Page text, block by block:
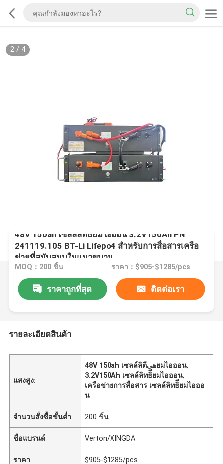
2/ 4
48V 150ah เซลล์ลิทธิียมไอออน 3.2V150Ah PN
241119.105 BT-Li Lifepo4 สําหรับการสื่อสารเครือ
ข่ายที่สนับสนุนในแนวขนาน
MOQ：200 ชิ้น ราคา：$905-$1285/pcs
ราคาถูกที่สุด ติดต่อเรา
รายละเอียดสินค้า
แสงสูง:
48V 150ah เซลล์ลิตھیียมไอออน,
3.2V150Ah เซลล์ลิทธิียมไอออน,
เครือข่ายการสื่อสาร เซลล์ลิทธิียมไอออ
น
จำนวนสั่งซื้อขั้นต่ำ 200 ชิ้น
ชื่อแบรนด์ Verton/XINGDA
ราคา $905-$1285/pcs